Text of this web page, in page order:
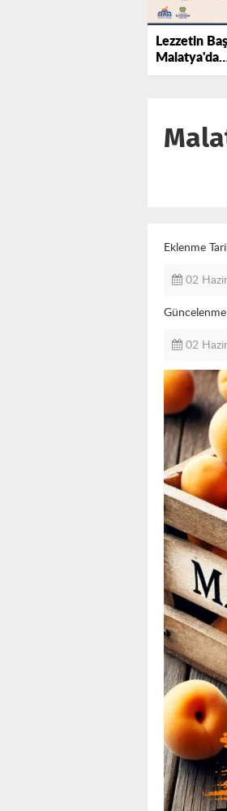
Lezzetin
Malatya'da
Gastronomi
Eklenme
02
02